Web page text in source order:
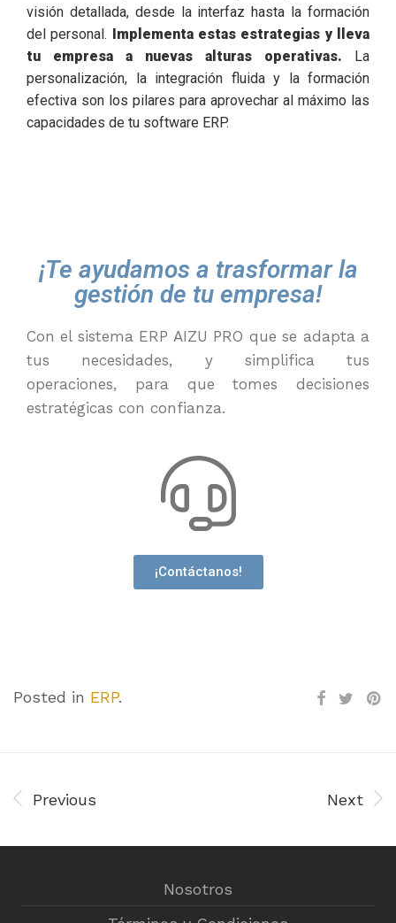
visión detallada, desde la interfaz hasta la formación
del personal.
Implementa estas estrategias y lleva
tu empresa a nuevas alturas operativas. La
personalización, la integración fluida y la formación
efectiva son los pilares para aprovechar al máximo las
capacidades de tu software ERP.
¡Te ayudamos a trasformar la
gestión de tu empresa!
Conelsistema ERP AIZU PRO que se adapta a
tus necesidades, y simplifica tus
operaciones, para que tomes decisiones
estratégicas con confianza.
¡Contáctanos!
Posted in ERP.
Previous Next
Nosotros